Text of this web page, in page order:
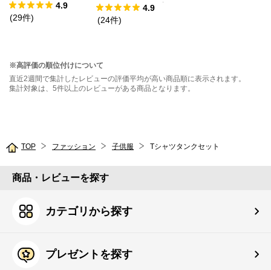
4.9
(29件)
ックドッキングT
シャツ
4.9
(24件)
※高評価の順位付けについて
直近2週間で集計したレビューの評価平均が高い商品順に表示されます。
集計対象は、5件以上のレビューがある商品となります。
TOP ファッション 子供服 Tシャツタンクセット
商品・レビューを探す
カテゴリから探す
プレゼントを探す